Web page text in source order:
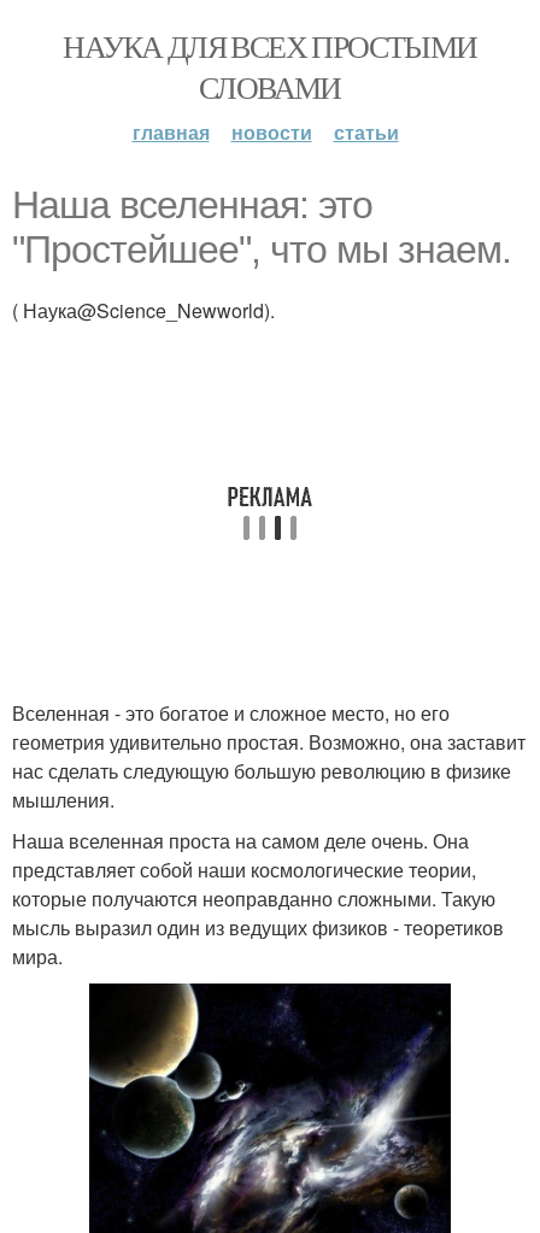
НАУКА ДЛЯ ВСЕХ ПРОСТЫМИ
СЛОВАМИ
главная новости статьи
Наша вселенная: это
"Простейшее", что мы знаем.
( Наука@Science_Newworld).
Вселенная - это богатое и сложное место, но его
геометрия удивительно простая. Возможно, она заставит
нас сделать следующую большую революцию в физике
мышления.
Наша вселенная проста на самом деле очень. Она
представляет собой наши космологические теории,
которые получаются неоправданно сложными. Такую
мысль выразил один из ведущих физиков - теоретиков
мира.